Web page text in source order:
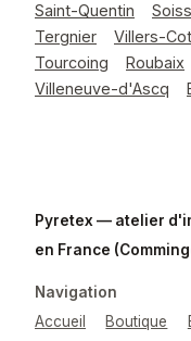
Saint-Quentin
Tergnier
Villers-
Tourcoing
Roubaix
Villeneuve-d'Ascq
Pyretex — atelier
en France
Navigation
Accueil
Boutique